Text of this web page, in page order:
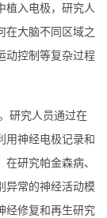
植入电极，研究人
在大脑不同区域之
动控制等复杂过程
研究人员通过在
用神经电极记录和
研究帕金森病、
异常的神经活动模
经修复和再生研究